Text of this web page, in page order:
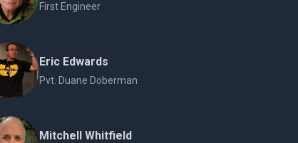
First Engineer
Eric Edwards
Pvt. Duane Doberman
Mitchell Whitfield